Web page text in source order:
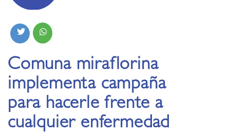
Comuna miraflorina
implementa campaña
para hacerle frente a
cualquier enfermedad